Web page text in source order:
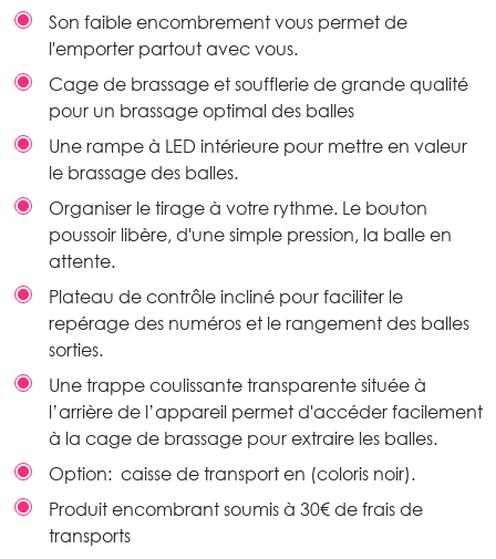
Son faible encombrement vous permet de
l'emporter partout avec vous.
Cage de brassage et soufflerie de grande qualité
pour un brassage optimal des balles
Une rampe à LED intérieure pour mettre en valeur
le brassage des balles.
Organiser le tirage à votre rythme. Le bouton
poussoir libère, d'une simple pression, la balle en
attente.
Plateau de contrôle incliné pour faciliter le
repérage des numéros et le rangement des balles
sorties.
Une trappe coulissante transparente située à
l’arrière de l’appareil permet d'accéder facilement
à la cage de brassage pour extraire les balles.
Option: caisse de transport en (coloris noir).
Produit encombrant soumis à 30€ de frais de
transports